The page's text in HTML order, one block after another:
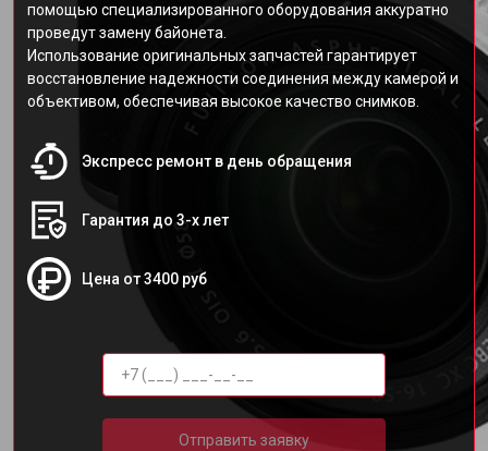
помощью специализированного оборудования аккуратно
проведут замену байонета.
Использование оригинальных запчастей гарантирует
восстановление надежности соединения между камерой и
объективом, обеспечивая высокое качество снимков.
Экспресс ремонт в день обращения
Гарантия до 3-х лет
Цена от 3400 руб
Отправить заявку